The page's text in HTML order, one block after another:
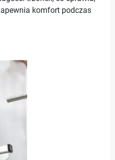
komfort podczas